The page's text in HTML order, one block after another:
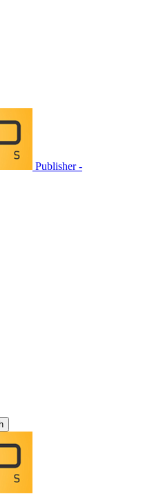
Publisher -